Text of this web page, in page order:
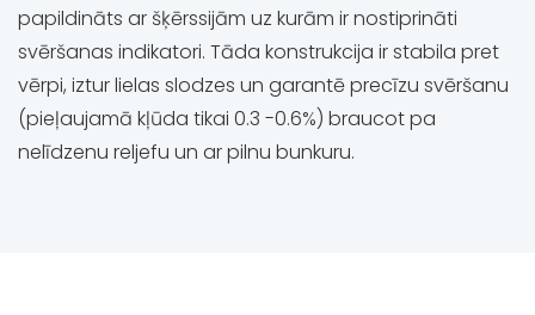
papildināts ar šķērssijām uz kurām ir nostiprināti
svēršanas indikatori. Tāda konstrukcija ir stabila pret
vērpi, iztur lielas slodzes un garantē precīzu svēršanu
(pieļaujamā kļūda tikai 0.3 -0.6%) braucot pa
nelīdzenu reljefu un ar pilnu bunkuru.